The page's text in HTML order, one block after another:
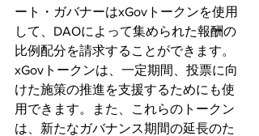
ート・ガバナーはxGovトークンを使用
して、DAOによって集められた報酬の
比例配分を請求することができます。
xGovトークンは、一定期間、投票に向
けた施策の推進を支援するためにも使
用できます。また、これらのトークン
は、新たなガバナンス期間の延長のた